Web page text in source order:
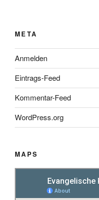
META
Anmelden
Eintrags-Feed
Kommentar-Feed
WordPress.org
MAPS